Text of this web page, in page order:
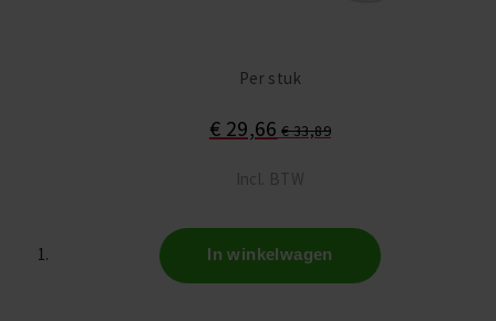
Per stuk
€ 29,66 € 33,89
Incl. BTW
In winkelwagen